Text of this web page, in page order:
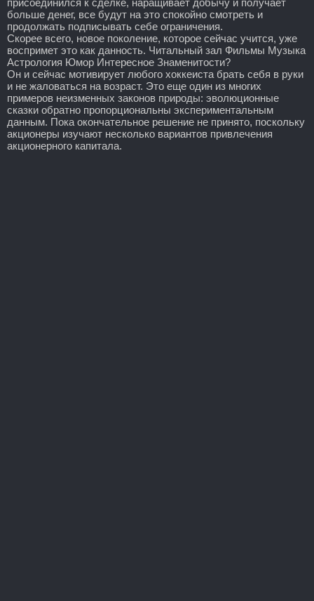
больше денег, все будут на это спокойно смотреть и
продолжать подписывать себе ограничения.
Скорее всего, новое поколение, которое сейчас учится, уже
воспримет это как данность. Читальный зал Фильмы Музыка
Астрология Юмор Интересное Знаменитости?
Он и сейчас мотивирует любого хоккеиста брать себя в руки
и не жаловаться на возраст. Это еще один из многих
примеров неизменных законов природы: эволюционные
сказки обратно пропорциональны экспериментальным
данным. Пока окончательное решение не принято, поскольку
акционеры изучают несколько вариантов привлечения
акционерного капитала.